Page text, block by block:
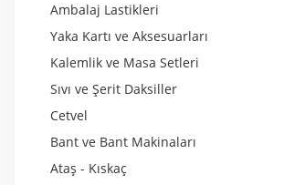
Ambalaj Lastikleri
Yaka Kartı ve Aksesuarları
Kalemlik ve Masa Setleri
Sıvı ve Şerit Daksiller
Cetvel
Bant ve Bant Makinaları
Ataş - Kıskaç